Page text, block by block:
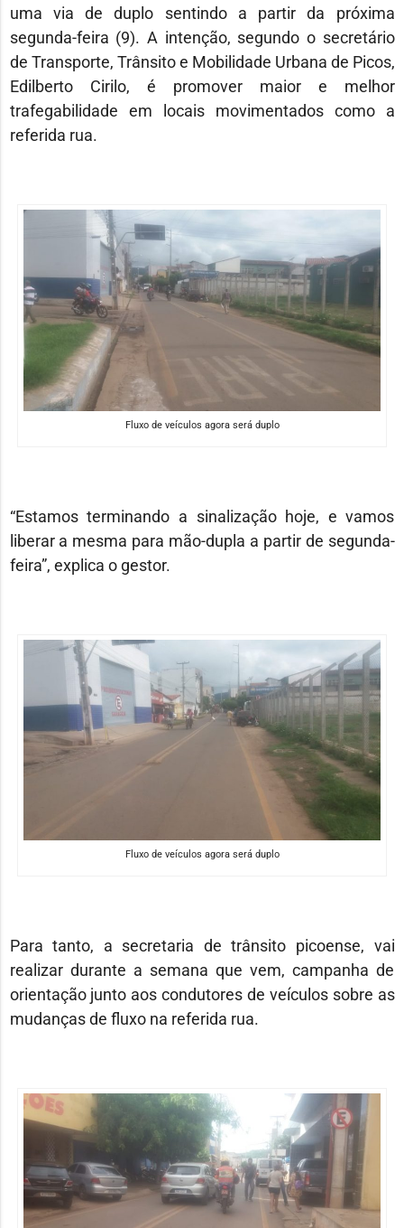
uma via de duplo sentindo a partir da próxima
segunda-feira (9). A intenção, segundo o secretário
de Transporte, Trânsito e Mobilidade Urbana de Picos,
Edilberto Cirilo, é promover maior e melhor
trafegabilidade em locais movimentados como a
referida rua.
Fluxo de veículos agora será duplo
“Estamos terminando a sinalização hoje, e vamos
liberar a mesma para mão-dupla a partir de segunda-
feira”, explica o gestor.
Fluxo de veículos agora será duplo
Para tanto, a secretaria de trânsito picoense, vai
realizar durante a semana que vem, campanha de
orientação junto aos condutores de veículos sobre as
mudanças de fluxo na referida rua.